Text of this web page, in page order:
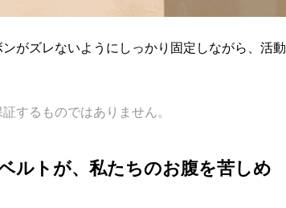
ンがズレないようにしっかり固定しながら、活動
するものではありません。
ルトが、私たちのお腹を苦しめ